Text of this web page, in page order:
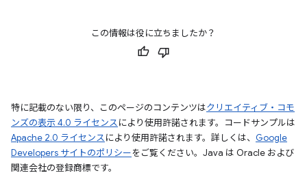
この情報は役に立ちましたか？
特に記載のない限り、このページのコンテンツはクリエイティブ・コモ
ンズの表示 4.0 ライセンスにより使用許諾されます。コードサンプルは
Apache 2.0 ライセンスにより使用許諾されます。詳しくは、 Google
Developers サイトのポリシーをご覧ください。Java は Oracle および
関連会社の登録商標です。